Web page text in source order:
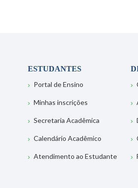
ESTUDANTES
Portal de Ensino
Minhas inscrições
Secretaria Acadêmica
Calendário Acadêmico
Atendimento ao Estudante